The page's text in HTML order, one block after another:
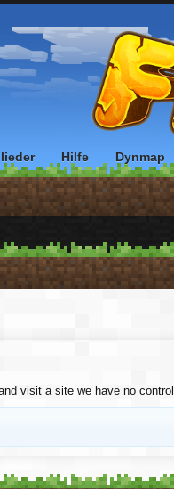
visit a site we have no
Hilfe Dynmap